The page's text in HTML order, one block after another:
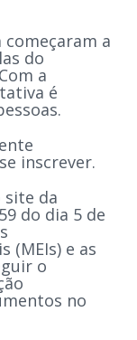
a
do
a
é
inscrever.
site da
do dia 5 de
(MEIs) e as
o
no